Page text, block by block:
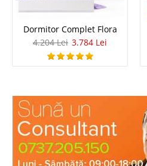
Dormitor Complet Flora
4.204 Lei 3.784 Lei